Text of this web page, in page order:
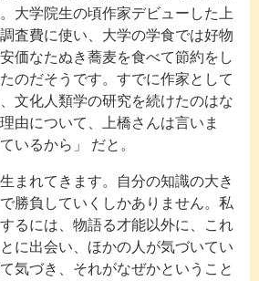
大学院生の頃作家デビューした上
査費に使い、大学の学食では好物
価なたぬき蕎麦を食べて節約をし
のだそうです。すでに作家として
文化人類学の研究を続けたのはな
由について、上橋さんは言いま
いるから」 だと。
まれてきます。自分の知識の大き
勝負していくしかありません。私
るには、物語る才能以外に、これ
に出会い、ほかの人が気づいてい
気づき、それがなぜかということ